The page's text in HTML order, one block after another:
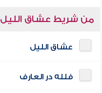
من شريط عشاق الليل
عشاق الليل
فلله در العارف